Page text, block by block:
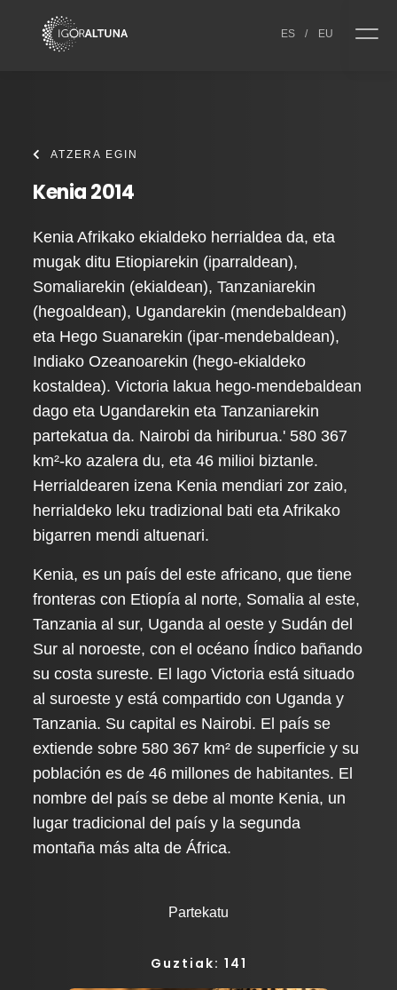
ES / EU
ATZERA EGIN
Kenia 2014
Kenia Afrikako ekialdeko herrialdea da, eta
mugak ditu Etiopiarekin (iparraldean),
Somaliarekin (ekialdean), Tanzaniarekin
(hegoaldean), Ugandarekin (mendebaldean)
eta Hego Suanarekin (ipar-mendebaldean),
Indiako Ozeanoarekin (hego-ekialdeko
kostaldea). Victoria lakua hego-mendebaldean
dago eta Ugandarekin eta Tanzaniarekin
partekatua da. Nairobi da hiriburua.' 580 367
km²-ko azalera du, eta 46 milioi biztanle.
Herrialdearen izena Kenia mendiari zor zaio,
herrialdeko leku tradizional bati eta Afrikako
bigarren mendi altuenari.
Kenia, es un país del este africano, que tiene
fronteras con Etiopía al norte, Somalia al este,
Tanzania al sur, Uganda al oeste y Sudán del
Sur al noroeste, con el océano Índico bañando
su costa sureste. El lago Victoria está situado
al suroeste y está compartido con Uganda y
Tanzania. Su capital es Nairobi. El país se
extiende sobre 580 367 km² de superficie y su
población es de 46 millones de habitantes. El
nombre del país se debe al monte Kenia, un
lugar tradicional del país y la segunda
montaña más alta de África.
Partekatu
Guztiak: 141